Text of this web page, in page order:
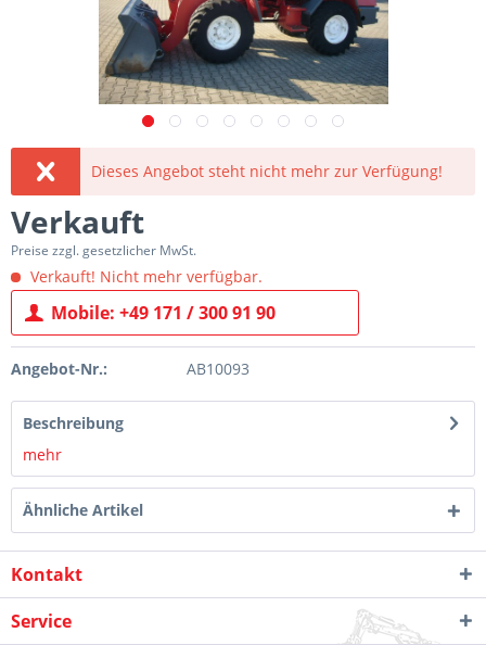
Dieses Angebot steht nicht mehr zur Verfügung!
Verkauft
Preise zzgl. gesetzlicher MwSt.
Verkauft! Nicht mehr verfügbar.
Mobile: +49 171 / 300 91 90
Angebot-Nr.: AB10093
Beschreibung
mehr
Ähnliche Artikel
Kontakt
Service